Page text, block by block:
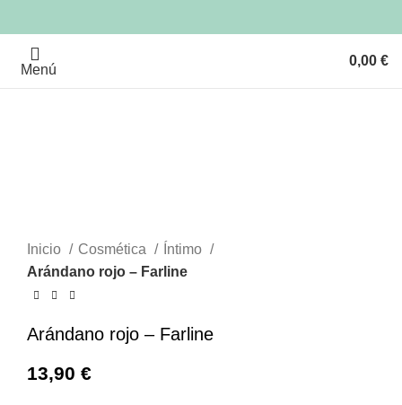
Menú
0,00 €
Inicio Cosmética
Íntimo
Arándano rojo – Farline
Arándano rojo – Farline
13,90 €